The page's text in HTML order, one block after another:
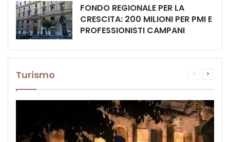
FONDO REGIONALE PER LA
CRESCITA: 200 MILIONI PER PMI E
PROFESSIONISTI CAMPANI
Turismo
Pagina